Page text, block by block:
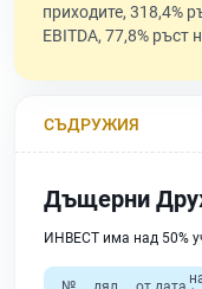
приходите, 318,4%
EBITDA, 77,8% ръст
СЪДРУЖИЯ
Дъщерни
ИНВЕСТ има над 50%